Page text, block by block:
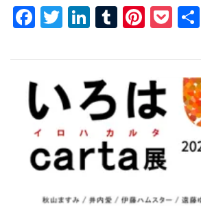
Facebook
Twitter
LinkedIn
Tumblr